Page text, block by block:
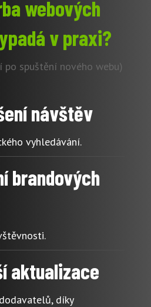
webových
v praxi?
po spuštění nového webu)
návštěv
vyhledávání.
brandových
aktualizace
díky